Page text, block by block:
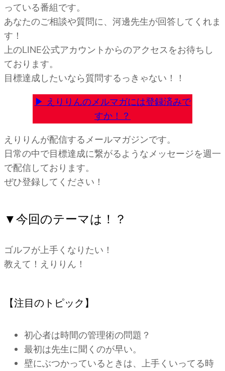
っている番組です。
あなたのご相談や質問に、河邊先生が回答してくれま
す！
上のLINE公式アカウントからのアクセスをお待ちし
ております。
目標達成したいなら質問するっきゃない！！
▶︎ えりりんのメルマガには登録済みで
すか！？
えりりんが配信するメールマガジンです。
日常の中で目標達成に繋がるようなメッセージを週一
で配信しております。
ぜひ登録してください！
▼今回のテーマは！？
ゴルフが上手くなりたい！
教えて！えりりん！
【注目のトピック】
初心者は時間の管理術の問題？
最初は先生に聞くのが早い。
壁にぶつかっているときは、上手くいってる時